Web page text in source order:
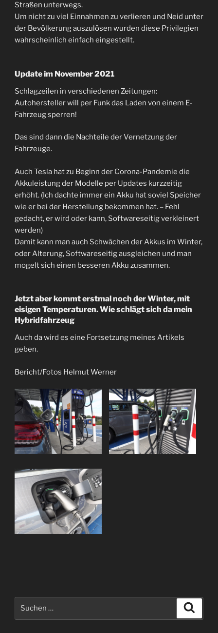
Straßen unterwegs.
Um nicht zu viel Einnahmen zu verlieren und Neid unter
der Bevölkerung auszulösen wurden diese Privilegien
wahrscheinlich einfach eingestellt.
Update im November 2021
Schlagzeilen in verschiedenen Zeitungen:
Autohersteller will per Funk das Laden von einem E-
Fahrzeug sperren!
Das sind dann die Nachteile der Vernetzung der
Fahrzeuge.
Auch Tesla hat zu Beginn der Corona-Pandemie die
Akkuleistung der Modelle per Updates kurzzeitig
erhöht. (Ich dachte immer ein Akku hat soviel Speicher
wie er bei der Herstellung bekommen hat. – Fehl
gedacht, er wird oder kann, Softwareseitig verkleinert
werden)
Damit kann man auch Schwächen der Akkus im Winter,
oder Alterung, Softwareseitig ausgleichen und man
mogelt sich einen besseren Akku zusammen.
Jetzt aber kommt erstmal noch der Winter, mit
eisigen Temperaturen. Wie schlägt sich da mein
Hybridfahrzeug
Auch da wird es eine Fortsetzung meines Artikels
geben.
Bericht/Fotos Helmut Werner